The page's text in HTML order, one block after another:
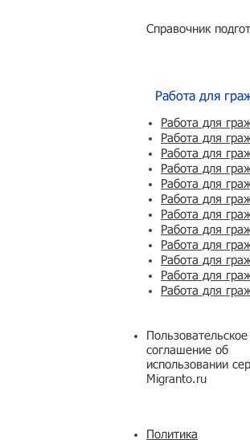
Справочник
Работа для
Работа для
Работа для
Работа для
Работа для
Работа для
Работа для
Работа для
Работа для
Работа для
Работа для
Работа для
Работа для
Пользовательское
соглашение об
использовании
Migranto.ru
Политика